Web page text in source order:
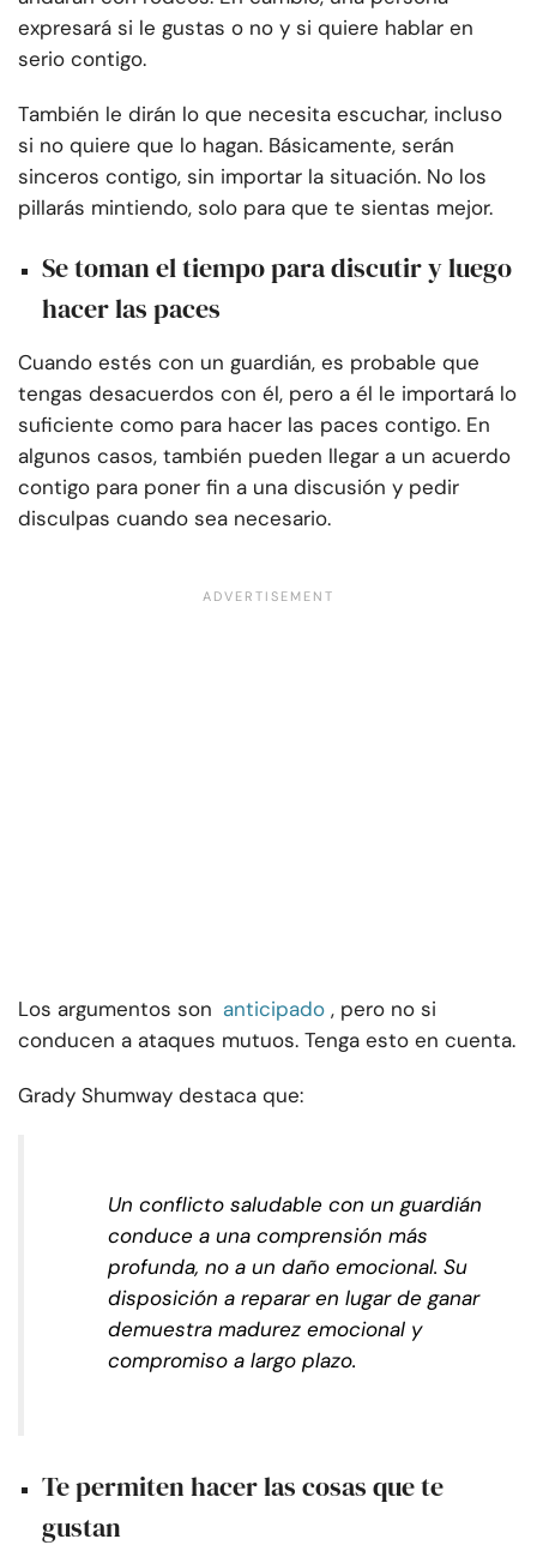
expresará si le gustas o no y si quiere hablar en
serio contigo.
También le dirán lo que necesita escuchar, incluso
si no quiere que lo hagan. Básicamente, serán
sinceros contigo, sin importar la situación. No los
pillarás mintiendo, solo para que te sientas mejor.
Se toman el tiempo para discutir y luego
hacer las paces
Cuando estés con un guardián, es probable que
tengas desacuerdos con él, pero a él le importará lo
suficiente como para hacer las paces contigo. En
algunos casos, también pueden llegar a un acuerdo
contigo para poner fin a una discusión y pedir
disculpas cuando sea necesario.
Los argumentos son anticipado , pero no si
conducen a ataques mutuos. Tenga esto en cuenta.
Grady Shumway destaca que:
Un conflicto saludable con un guardián
conduce a una comprensión más
profunda, no a un daño emocional. Su
disposición a reparar en lugar de ganar
demuestra madurez emocional y
compromiso a largo plazo.
Te permiten hacer las cosas que te
gustan